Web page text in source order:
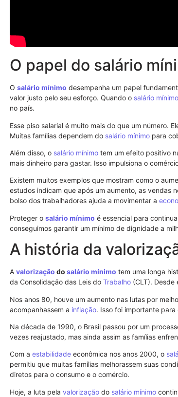
O papel do salário
O salário mínimo desempenha um papel
valor justo pelo seu esforço. Quando o salário mínimo
no país.
Esse piso salarial é muito mais do que um número.
Muitas famílias dependem do salário mínimo para
Além disso, o salário mínimo tem um efeito positivo
mais dinheiro para gastar. Isso impulsiona o
Existem muitos exemplos que mostram como o
estudos indicam que após um aumento, as vendas
bolso dos trabalhadores ajuda a movimentar a
Proteger o salário mínimo é essencial para
conseguimos garantir um mínimo de dignidade a
A história da
A valorização do salário mínimo tem uma longa
da Consolidação das Leis do Trabalho (CLT). Desde
Nos anos 80, houve um aumento nas lutas por
acompanhassem a inflação. Isso foi importante
Na década de 1990, o Brasil passou por um
vezes reajustado, mas ainda assim as famílias
Com a estabilidade econômica nos anos 2000, o
permitiu que muitas famílias melhorassem suas
diretos para o consumo e o comércio.
Hoje, a luta pela valorização do salário mínimo